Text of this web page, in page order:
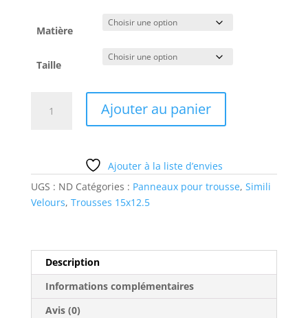
Matière
Taille
Ajouter au panier
Ajouter à la liste d’envies
UGS : ND Catégories : Panneaux pour trousse, Simili
Velours, Trousses 15x12.5
Description
Informations complémentaires
Avis (0)